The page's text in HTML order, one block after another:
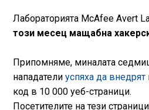
Лабораторията McAfee Avert
този месец мащабна
Припомнямe, миналата
нападатели успяха да внедрят
код в 10 000 уеб-страници.
Посетителите на тези страници